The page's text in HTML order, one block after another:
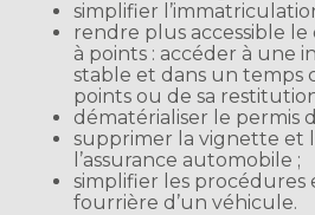
simplifier
rendre plus accessible
à points : accéder à une
stable et dans un temps
points ou de sa
dématérialiser le permis
supprimer la vignette et
l’assurance automobile ;
simplifier les procédures
fourrière d’un véhicule.